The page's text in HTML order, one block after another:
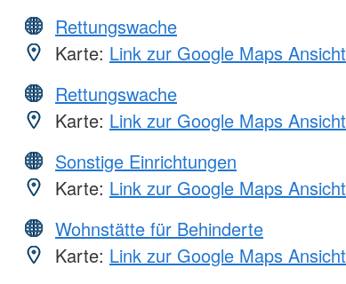
Rettungswache
Karte: Link zur Google Maps Ansicht
Rettungswache
Karte: Link zur Google Maps Ansicht
Sonstige Einrichtungen
Karte: Link zur Google Maps Ansicht
Wohnstätte für Behinderte
Karte: Link zur Google Maps Ansicht